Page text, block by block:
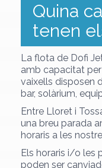
Quina
tenen
La flota de Dofi
amb capacitat
vaixells disposen
bar, solàrium,
Entre Lloret i
una breu parada
horaris a les
Els horaris i/o les
poden ser